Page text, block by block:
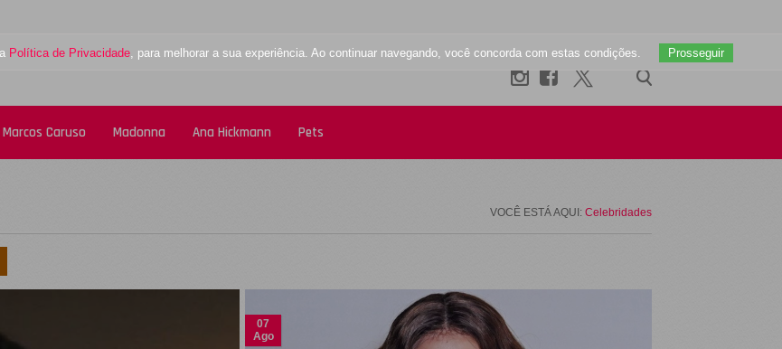
Política de Privacidade, para melhorar a sua experiência. Ao continuar navegando, você concorda com estas condições. Prosseguir
Marcos Caruso Madonna Ana Hickmann Pets
VOCÊ ESTÁ AQUI: Celebridades
07
Ago